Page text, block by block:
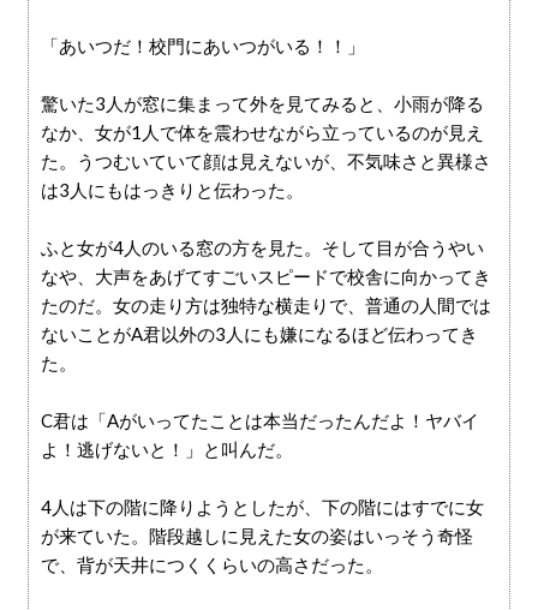
「あいつだ！校門にあいつがいる！！」
驚いた3人が窓に集まって外を見てみると、小雨が降る
なか、女が1人で体を震わせながら立っているのが見え
た。うつむいていて顔は見えないが、不気味さと異様さ
は3人にもはっきりと伝わった。
ふと女が4人のいる窓の方を見た。そして目が合うやい
なや、大声をあげてすごいスピードで校舎に向かってき
たのだ。女の走り方は独特な横走りで、普通の人間では
ないことがA君以外の3人にも嫌になるほど伝わってき
た。
C君は「Aがいってたことは本当だったんだよ！ヤバイ
よ！逃げないと！」と叫んだ。
4人は下の階に降りようとしたが、下の階にはすでに女
が来ていた。階段越しに見えた女の姿はいっそう奇怪
で、背が天井につくくらいの高さだった。